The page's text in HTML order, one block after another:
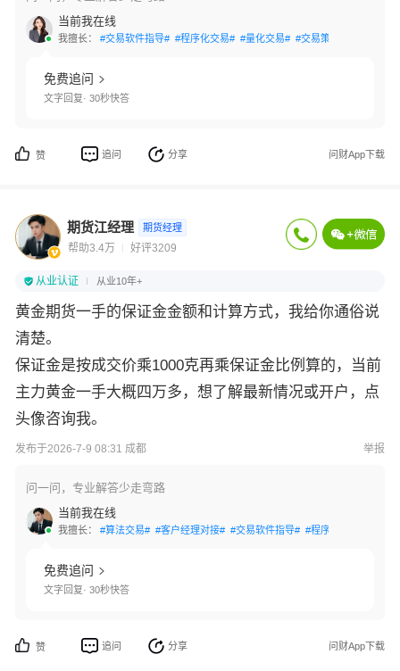
当前我在线
我擅长： #交易软件指导# #程序化交易# #量化交易# #交易策略#
免费追问
文字回复· 30秒快答
赞 追问 分享 问财App下载
期货江经理 期货经理
帮助3.4万 好评3209
从业认证 从业10年+
黄金期货一手的保证金金额和计算方式，我给你通俗说
清楚。
保证金是按成交价乘1000克再乘保证金比例算的，当前
主力黄金一手大概四万多，想了解最新情况或开户，点
头像咨询我。
发布于2026-7-9 08:31 成都 举报
问一问，专业解答少走弯路
当前我在线
我擅长： #算法交易# #客户经理对接# #交易软件指导# #程序化交易#
免费追问
文字回复· 30秒快答
赞 追问 分享 问财App下载